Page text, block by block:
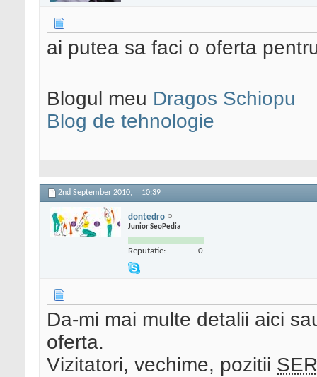
ai putea sa faci o oferta
Blogul meu Dragos Schiopu
Blog de tehnologie
2nd September 2010, 10:39
dontedro
Junior SeoPedia
Reputatie: 0
Da-mi mai multe detalii aici
oferta.
Vizitatori, vechime, pozitii